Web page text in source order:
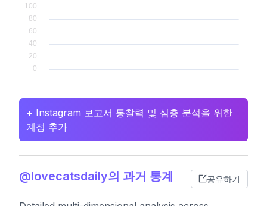
+ Instagram 보고서 통찰력 및 심층 분석을 위한
계정 추가
@lovecatsdaily의 과거 통계 공유하기